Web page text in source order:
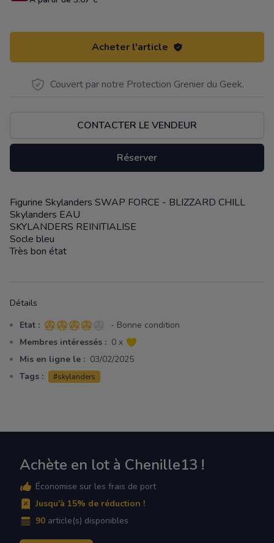
Acheter l'article
Couvert par notre Protection Grenier du Geek.
CONTACTER LE VENDEUR
Réserver
Description
Figurine Skylanders SWAP FORCE - BLIZZARD CHILL
Skylanders EAU
SKYLANDERS REINITIALISE
Socle bleu
Très bon état
Détails
Etat : 4 sur 5 étoiles
- Bonne condition
Membres intéressés : 0 x
Mis en ligne le : 03/02/2025
Tags :
#skylanders
Achète en lot à Chenille13 !
Économise sur les frais de port
Jusqu'à 15% de réduction !
90 article(s) disponibles